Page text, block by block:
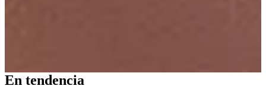
En tendencia